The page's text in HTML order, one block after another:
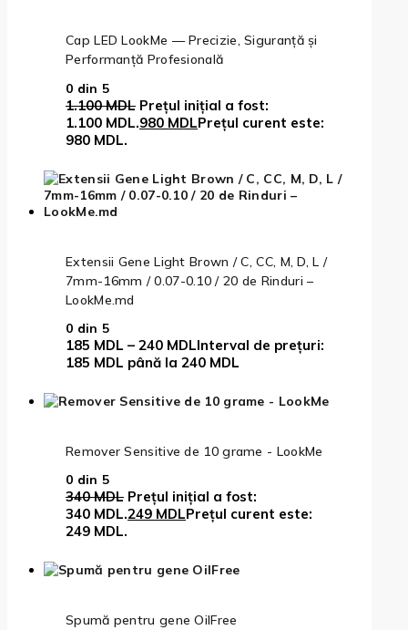
Cap LED LookMe — Precizie, Siguranță și
Performanță Profesională
0 din 5
1.100MDL Prețul inițial a fost:
1.100 MDL.980 MDLPrețul curent este:
980 MDL.
Extensii Gene Light Brown / C, CC, M, D, L /
7mm-16mm / 0.07-0.10 / 20 de Rinduri –
LookMe.md
0 din 5
185 MDL – 240 MDLInterval de prețuri:
185 MDL până la 240 MDL
Remover Sensitive de 10 grame - LookMe
0 din 5
340MDL Prețul inițial a fost:
340 MDL.249 MDLPrețul curent este:
249 MDL.
Spumă pentru gene OilFree